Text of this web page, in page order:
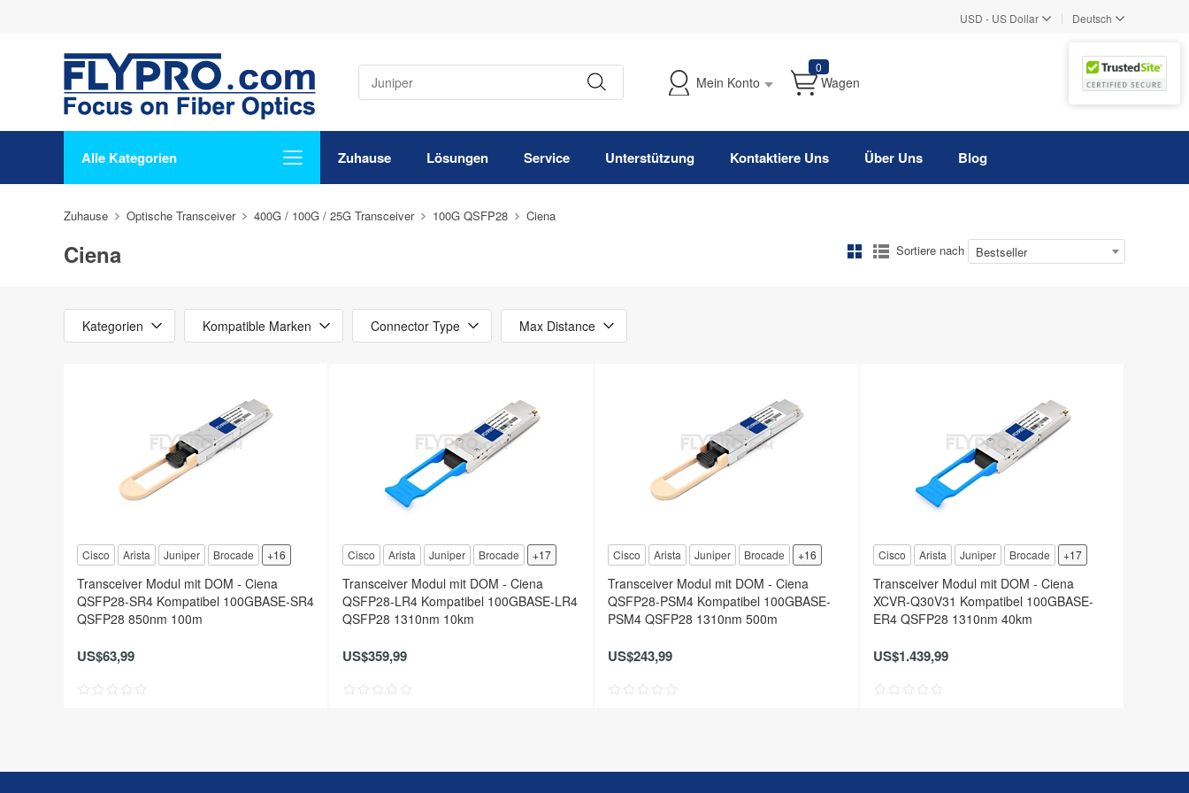
USD - US Dollar | Deutsch
Mein Konto
0
Wagen
Alle Kategorien Zuhause Lösungen Service Unterstützung Kontaktiere Uns Über Uns Blog
Zuhause Optische Transceiver 400G / 100G / 25G Transceiver 100G QSFP28 Ciena
Ciena Sortiere nach Bestseller
Kategorien Kompatible Marken Connector Type Max Distance
Cisco Arista Juniper Brocade +16
Transceiver Modul mit DOM - Ciena
QSFP28-SR4 Kompatibel 100GBASE-SR4
QSFP28 850nm 100m
US$63,99
Cisco Arista Juniper Brocade +17
Transceiver Modul mit DOM - Ciena
QSFP28-LR4 Kompatibel 100GBASE-LR4
QSFP28 1310nm 10km
US$359,99
Cisco Arista Juniper Brocade +16
Transceiver Modul mit DOM - Ciena
QSFP28-PSM4 Kompatibel 100GBASE-
PSM4 QSFP28 1310nm 500m
US$243,99
Cisco Arista Juniper Brocade +17
Transceiver Modul mit DOM - Ciena
XCVR-Q30V31 Kompatibel 100GBASE-
ER4 QSFP28 1310nm 40km
US$1.439,99